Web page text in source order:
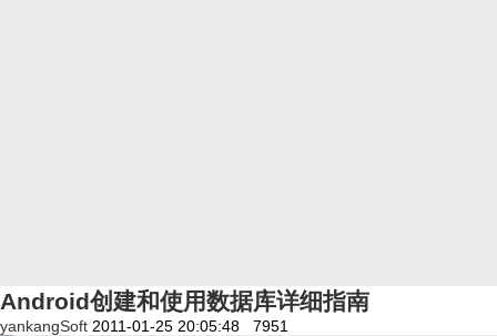
Android创建和使用数据库详细指南
yankangSoft 2011-01-25 20:05:48 7951